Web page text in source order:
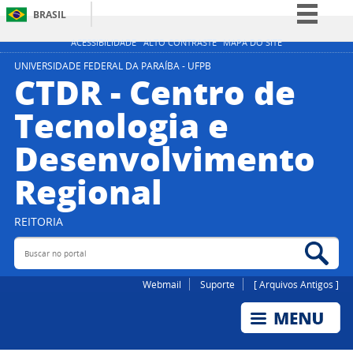
ACESSIBILIDADE ALTO CONTRASTE MAPA DO SITE
BRASIL
Simplifique!
Participe
Legislação
Canais
UNIVERSIDADE FEDERAL DA PARAÍBA - UFPB
CTDR - Centro de
Tecnologia e
Desenvolvimento
Regional
REITORIA
Buscar no portal
Webmail Suporte [ Arquivos Antigos ]